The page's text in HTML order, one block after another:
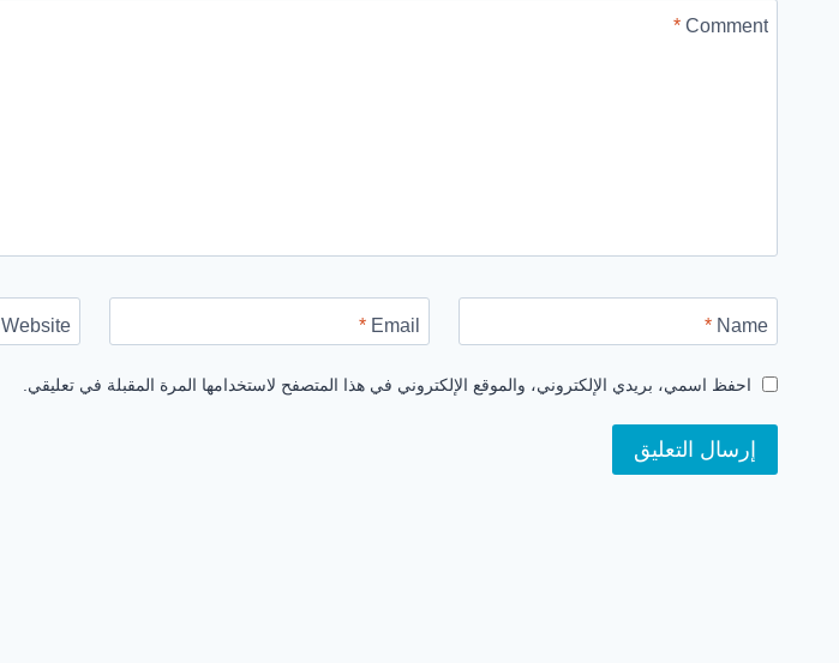
Comment
*
Name
*
Email
*
Website
احفظ اسمي، بريدي الإلكتروني، والموقع الإلكتروني في هذا المتصفح لاستخدامها المرة المقبلة في تعليقي.